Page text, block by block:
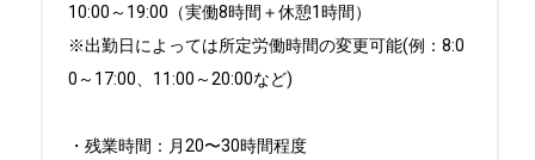
10:00～19:00（実働8時間＋休憩1時間）
※出勤日によっては所定労働時間の変更可能(例：8:0
0～17:00、11:00～20:00など)
・残業時間：月20〜30時間程度